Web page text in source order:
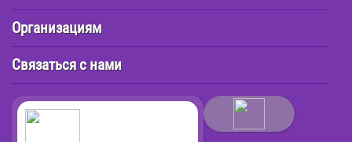
Организациям
Связаться с нами